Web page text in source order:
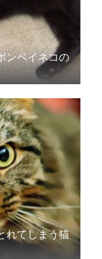
ンベイネコの
れてしまう猫